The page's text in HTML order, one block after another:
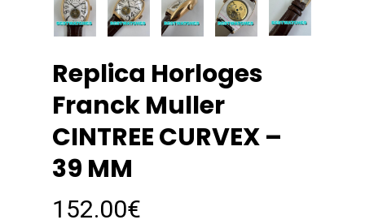
Replica Horloges
Franck Muller
CINTREE CURVEX –
39 MM
152.00€